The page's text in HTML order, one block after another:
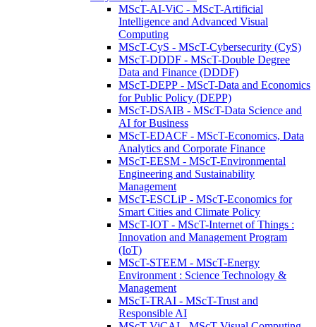
MScT-AI-ViC - MScT-Artificial
Intelligence and Advanced Visual
Computing
MScT-CyS - MScT-Cybersecurity (CyS)
MScT-DDDF - MScT-Double Degree
Data and Finance (DDDF)
MScT-DEPP - MScT-Data and Economics
for Public Policy (DEPP)
MScT-DSAIB - MScT-Data Science and
AI for Business
MScT-EDACF - MScT-Economics, Data
Analytics and Corporate Finance
MScT-EESM - MScT-Environmental
Engineering and Sustainability
Management
MScT-ESCLiP - MScT-Economics for
Smart Cities and Climate Policy
MScT-IOT - MScT-Internet of Things :
Innovation and Management Program
(IoT)
MScT-STEEM - MScT-Energy
Environment : Science Technology &
Management
MScT-TRAI - MScT-Trust and
Responsible AI